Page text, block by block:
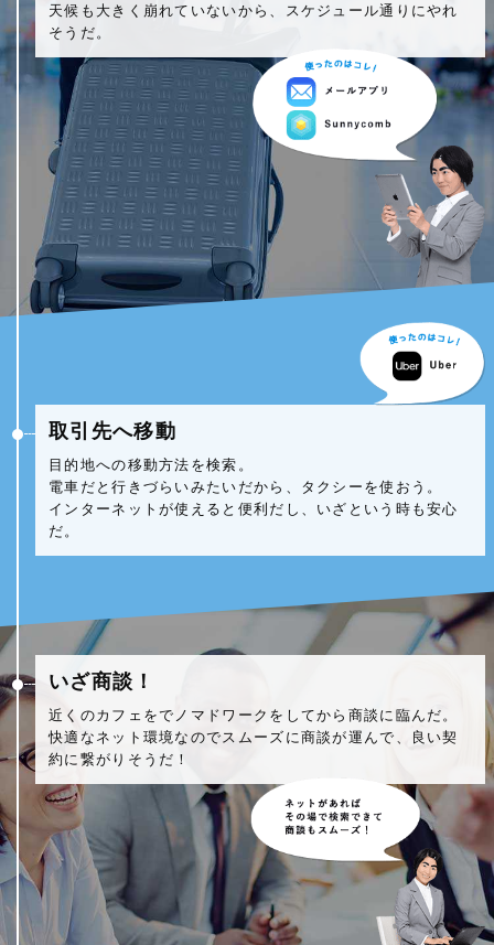
天候も大きく崩れていないから、スケジュール通りにやれ
そうだ。
取引先へ移動
目的地への移動方法を検索。
電車だと行きづらいみたいだから、タクシーを使おう。
インターネットが使えると便利だし、いざという時も安心
だ。
いざ商談！
近くのカフェをでノマドワークをしてから商談に臨んだ。
快適なネット環境なのでスムーズに商談が運んで、良い契
約に繋がりそうだ！